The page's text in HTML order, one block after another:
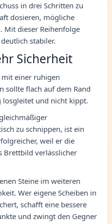
in drei Schritten zu
dosieren, mögliche
Mit dieser Reihenfolge
stabiler.
Sicherheit
mit einer ruhigen
sollte flach auf dem Rand
und nicht kippt.
zu schnippen, ist ein
weil er die
Brettbild verlässlicher
Steine im weiteren
Wer eigene Scheiben in
schafft eine bessere
und zwingt den Gegner